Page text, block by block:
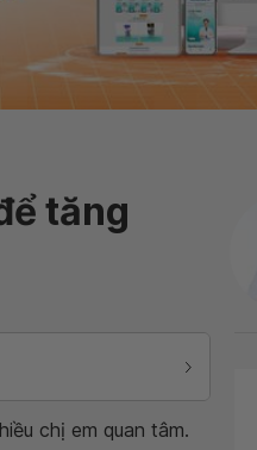
tăng
chị em quan tâm.